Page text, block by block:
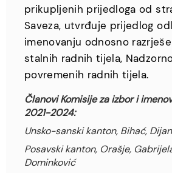
prikupljenih prijedloga od
Saveza, utvrđuje prijedlog
imenovanju odnosno
stalnih radnih tijela,
povremenih radnih tijela.
Članovi Komisije za izbor i
2021-2024:
Unsko-sanski kanton, Bihać,
Posavski kanton, Orašje,
Dominković